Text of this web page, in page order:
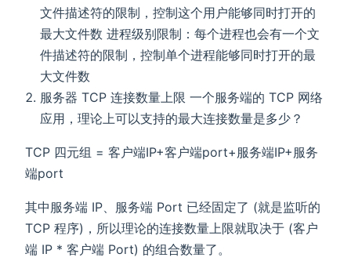
文件描述符的限制，控制这个用户能够同时打开的
最大文件数 进程级别限制：每个进程也会有一个文
件描述符的限制，控制单个进程能够同时打开的最
大文件数
服务器 TCP 连接数量上限 一个服务端的 TCP 网络
应用，理论上可以支持的最大连接数量是多少？
TCP 四元组 = 客户端IP+客户端port+服务端IP+服务
端port
其中服务端 IP、服务端 Port 已经固定了 (就是监听的
TCP 程序)，所以理论的连接数量上限就取决于 (客户
端 IP * 客户端 Port) 的组合数量了。